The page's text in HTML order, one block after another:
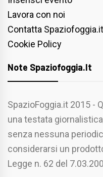
Lavora con noi
Contatta Spaziofoggia.it
Cookie Policy
Note Spaziofoggia.it
SpazioFoggia.it 2015 -
una testata
senza nessuna
considerarsi un
Legge n. 62 del